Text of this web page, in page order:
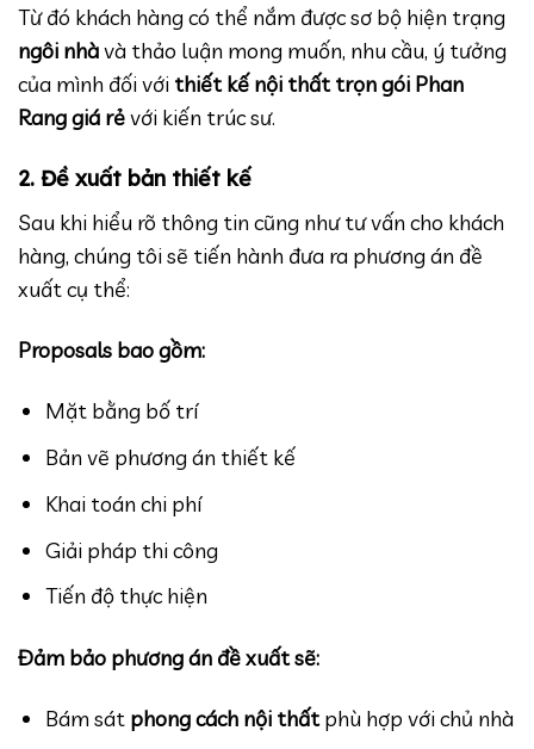
Từ đó khách hàng có thể nắm được sơ bộ hiện trạng
ngôi nhàvà thảo luận mong muốn, nhu cầu, ý tưởng
của mình đối với thiết kế nội thất trọn gói Phan
Rang giá rẻvới kiến trúc sư.
2. Đề xuất bản thiết kế
Sau khi hiểu rõ thông tin cũng như tư vấn cho khách
hàng, chúng tôi sẽ tiến hành đưa ra phương án đề
xuất cụ thể:
Proposals bao gồm:
Mặt bằng bố trí
Bản vẽ phương án thiết kế
Khai toán chi phí
Giải pháp thi công
Tiến độ thực hiện
Đảm bảo phương án đề xuất sẽ:
Bám sát phong cách nội thấtphù hợp với chủ nhà